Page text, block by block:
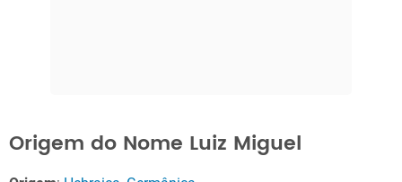
Origem do Nome Luiz Miguel